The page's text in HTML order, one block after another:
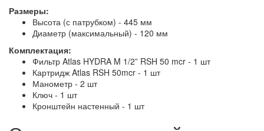
Размеры:
Высота (с патрубком) - 445 мм
Диаметр (максимальный) - 120 мм
Комплектация:
Фильтр Atlas HYDRA M 1/2” RSH 50 mcr - 1 шт
Картридж Atlas RSH 50mcr - 1 шт
Манометр - 2 шт
Ключ - 1 шт
Кронштейн настенный - 1 шт